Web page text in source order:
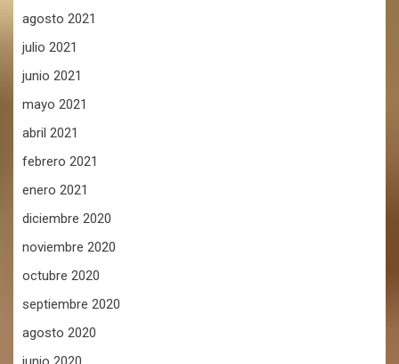
agosto 2021
julio 2021
junio 2021
mayo 2021
abril 2021
febrero 2021
enero 2021
diciembre 2020
noviembre 2020
octubre 2020
septiembre 2020
agosto 2020